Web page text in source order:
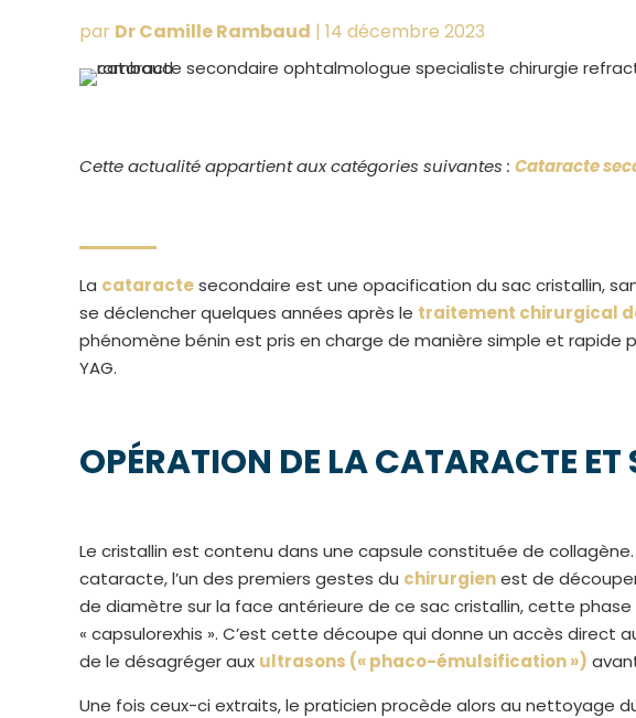
par Dr Camille Rambaud | 14 décembre 2023
Cette actualité appartient aux catégories suivantes : Cataracte
La cataractesecondaire est une opacification du sac cristallin,
se déclencher quelques années après le traitement chirurgical
phénomène bénin est pris en charge de manière simple et rapide
YAG.
OPÉRATION DE LA CATARACTE
Le cristallin est contenu dans une capsule constituée de
cataracte, l’un des premiers gestes du chirurgienest de
de diamètre sur la face antérieure de ce sac cristallin, cette
« capsulorexhis ». C’est cette découpe qui donne un accès direct
de le désagréger aux ultrasons (« phaco-émulsification »)
Une fois ceux-ci extraits, le praticien procède alors au nettoyage